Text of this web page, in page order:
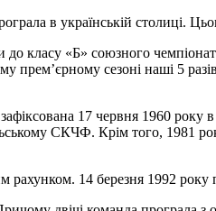
в українській столиці.
класу «Б» союзного
сезоні наші 5
17 червня 1960
СКЧФ. Крім того, 1981
14 березня 1992